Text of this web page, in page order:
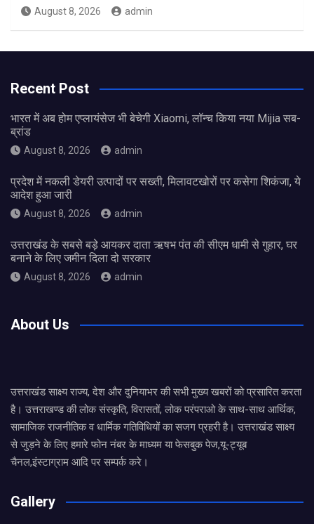
August 8, 2026 admin
Recent Post
भारत में अब होम एप्लायंसेज भी बेचेगी Xiaomi, लॉन्च किया नया Mijia सब-
ब्रांड
August 8, 2026 admin
प्रदेश में नकली डेयरी उत्पादों पर सख्ती, मिलावटखोरों पर कसेगा शिकंजा, ये
आदेश हुआ जारी
August 8, 2026 admin
उत्तराखंड के सबसे बड़े आयकर दाता ऋषभ पंत की सीएम धामी से गुहार, घर
बनाने के लिए जमीन दिला दो सरकार
August 8, 2026 admin
About Us
उत्तराखंड साक्ष्य राज्य, देश और दुनियाभर की सभी मुख्य खबरों को प्रसारित करता
है। उत्तराखण्ड की लोक संस्कृति, विरासतों, लोक परंपराओ के साथ-साथ आर्थिक,
सामाजिक राजनीतिक व धार्मिक गतिविधियों का सजग प्रहरी है। उत्तराखंड साक्ष्य
से जुड़ने के लिए हमारे फोन नंबर के माध्यम या फेसबुक पेज,यू-ट्यूब
चैनल,इंस्टाग्राम आदि पर सम्पर्क करे।
Gallery